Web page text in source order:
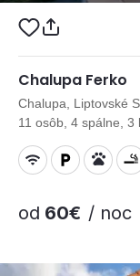
Chalupa Ferko
Chalupa, Liptovské
11 osôb, 4 spálne, 3
od 60€ / noc